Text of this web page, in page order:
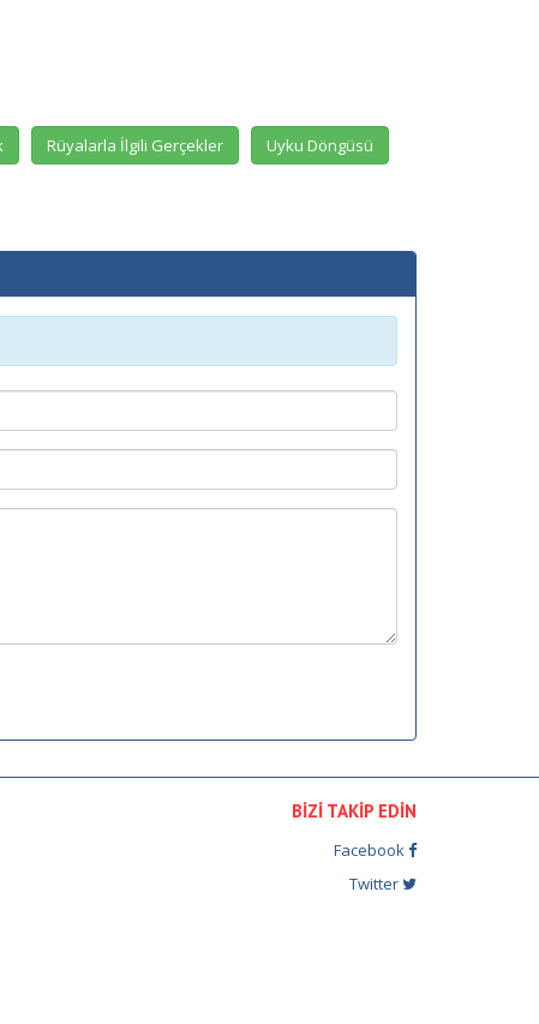
Rüyalarla İlgili Gerçekler Uyku Döngüsü
BİZİ TAKİP EDİN
Facebook
Twitter